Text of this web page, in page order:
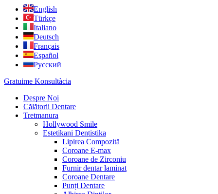
English
Türkçe
Italiano
Deutsch
Français
Español
Русский
Gratuime Konsultàcia
Despre Noi
Călătorii Dentare
Tretmanura
Hollywood Smile
Estetikani Dentistika
Lipirea Compozită
Coroane E-max
Coroane de Zirconiu
Furnir dentar laminat
Coroane Dentare
Punți Dentare